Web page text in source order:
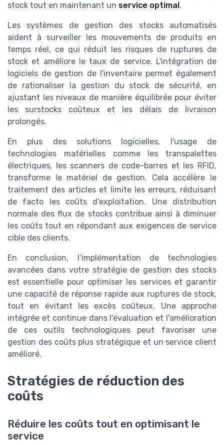
stock tout en maintenant un service optimal.
Les systèmes de gestion des stocks automatisés
aident à surveiller les mouvements de produits en
temps réel, ce qui réduit les risques de ruptures de
stock et améliore le taux de service. L'intégration de
logiciels de gestion de l'inventaire permet également
de rationaliser la gestion du stock de sécurité, en
ajustant les niveaux de manière équilibrée pour éviter
les surstocks coûteux et les délais de livraison
prolongés.
En plus des solutions logicielles, l'usage de
technologies matérielles comme les transpalettes
électriques, les scanners de code-barres et les RFID,
transforme le matériel de gestion. Cela accélère le
traitement des articles et limite les erreurs, réduisant
de facto les coûts d'exploitation. Une distribution
normale des flux de stocks contribue ainsi à diminuer
les coûts tout en répondant aux exigences de service
cible des clients.
En conclusion, l’implémentation de technologies
avancées dans votre stratégie de gestion des stocks
est essentielle pour optimiser les services et garantir
une capacité de réponse rapide aux ruptures de stock,
tout en évitant les excès coûteux. Une approche
intégrée et continue dans l'évaluation et l'amélioration
de ces outils technologiques peut favoriser une
gestion des coûts plus stratégique et un service client
amélioré.
Stratégies de réduction des
coûts
Réduire les coûts tout en optimisant le
service